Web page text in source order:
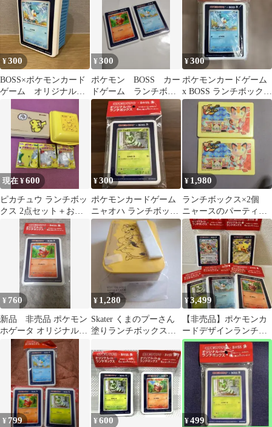
¥300
BOSS×ポケモンカード
ゲーム オリジナルラ
¥300
ポケモン BOSS カー
ドゲーム ランチボッ
クス ホゲータ クワ
ッス
¥300
ポケモンカードゲーム
x BOSS ランチボックス
クワッス
現在 ¥600
ピカチュウ ランチボッ
クス 2点セット＋おま
け ポケットモンスター
ポケモン
¥300
ポケモンカードゲーム
ニャオハ ランチボック
ス BOSS おまけ
¥ 1,980
ランチボックス×2個
ニャースのパーティカ
フェ ポケパーク 愛
知万博限定
¥ 760
新品 非売品 ポケモン
ホゲータ オリジナル
ランチボックス
¥ 1,280
Skater くまのプーさん
塗りランチボックス
¥3,499
【非売品】ポケモンカ
ードデザインランチボ
ックス 全5種類 おま
け付クリアファイル
¥ 799 ¥600 ¥499